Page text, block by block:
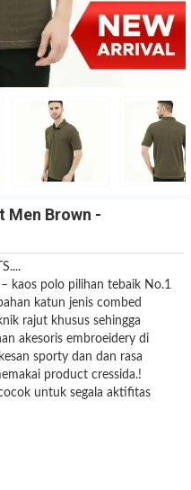
Men Brown -
kaos polo pilihan tebaik No.1
katun jenis combed
rajut khusus sehingga
akesoris embroeidery di
sporty dan dan rasa
product cressida.!
untuk segala aktifitas